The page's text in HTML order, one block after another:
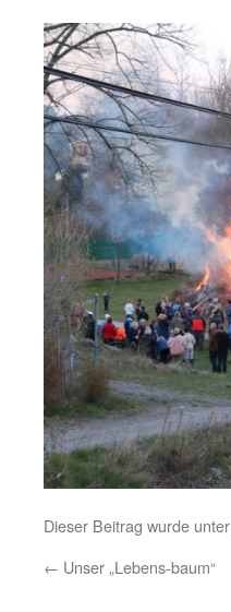
Dieser Beitrag wurde unter
← Unser „Lebens-baum“